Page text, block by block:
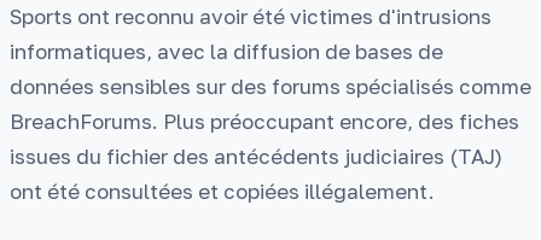
Sports ont reconnu avoir été victimes d'intrusions
informatiques, avec la diffusion de bases de
données sensibles sur des forums spécialisés comme
BreachForums. Plus préoccupant encore, des fiches
issues du fichier des antécédents judiciaires (TAJ)
ont été consultées et copiées illégalement.